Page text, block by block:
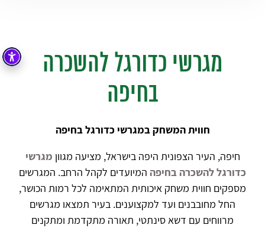
מגרשי כדורגל להשכרה
בחיפה
חווית המשחק במגרשי כדורגל בחיפה
חיפה, העיר הצפונית היפה בישראל, מציעה מגוון מגרשי
כדורגל להשכרה בחיפה המיועדים לקהל הרחב. המגרשים
מספקים חווית משחק איכותית המתאימה לכל רמות הכושר,
החל מחובבנים ועד למקצוענים. בעיר תמצאו מגרשים
מרווחים עם דשא סינתטי, תאורה מתקדמת ומתקנים